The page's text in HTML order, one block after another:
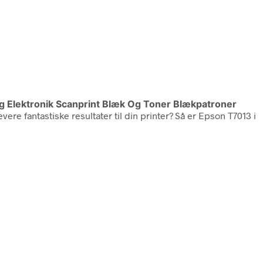
Elektronik Scanprint Blæk Og Toner Blækpatroner
fantastiske resultater til din printer? Så er Epson T7013 i